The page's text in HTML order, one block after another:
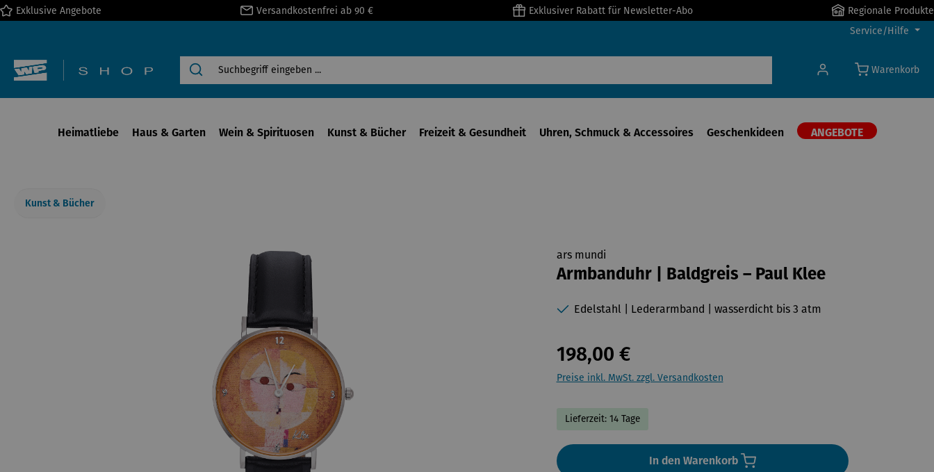
Zur Hauptnavigation springen
Exklusive Angebote Versandkostenfrei ab 90 € Exklusiver Rabatt für Newsletter-Abo
Regionale Produkte
Service/Hilfe
Warenkorb
Heimatliebe Haus & Garten Wein & Spirituosen Kunst & Bücher Freizeit & Gesundheit Uhren, Schmuck & Accessoires Geschenkideen ANGEBOTE
Kunst & Bücher
ars mundi
Armbanduhr | Baldgreis – Paul Klee
Edelstahl | Lederarmband | wasserdicht bis 3 atm
198,00 €
Preise inkl. MwSt. zzgl. Versandkosten
Lieferzeit: 14 Tage
In den Warenkorb